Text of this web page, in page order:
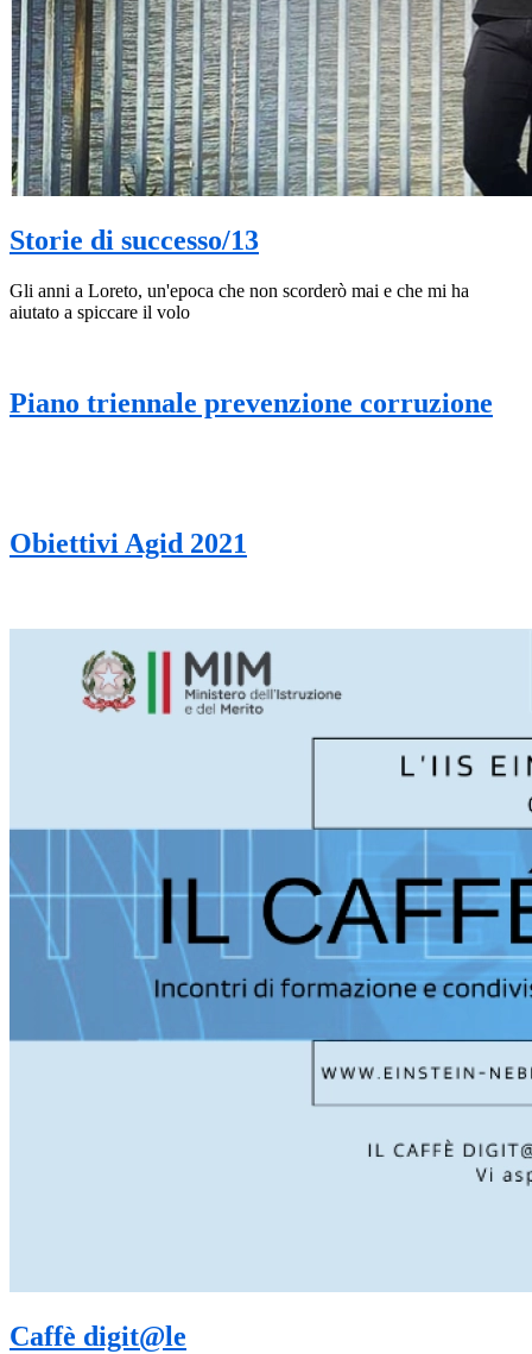
Storie di successo/13
Gli anni a Loreto, un'epoca che non scorderò mai e che mi ha
aiutato a spiccare il volo
Piano triennale prevenzione corruzione
Obiettivi Agid 2021
Caffè digit@le